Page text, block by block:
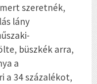
szeretnék,
lány
büszkék arra,
a
a 34 százalékot,